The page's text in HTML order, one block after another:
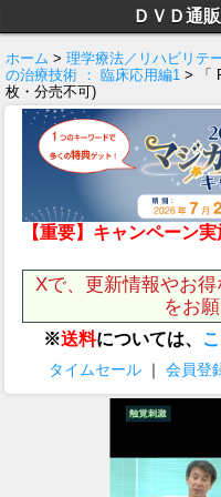
ＤＶＤ通
ホーム > 理学療法／リハビリテ
の治療技術 ： 臨床応用編1 > 「
枚・分売不可)
【重要】キャンペーン
Xで、更新情報やお
をお
※送料については、
タイムセール ｜ 会員登